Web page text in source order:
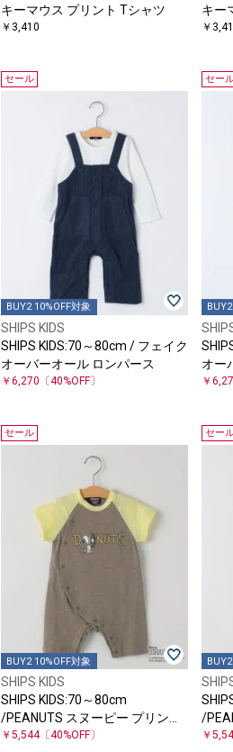
キーマウス プリント Tシャツ
￥3,410
キー
￥
セール
BUY2 10%OFF対象
SHIPS KIDS
SHIPS KIDS:70～80cm / フェイク
オーバーオール ロンパース
￥6,270 〔40%OFF〕
セー
オー
￥
セール
BUY2 10%OFF対象
SHIPS KIDS
SHIPS KIDS:70～80cm
/PEANUTS スヌーピー プリント
ロンパース
￥5,544〔40%OFF〕
セー
/
ロン
￥